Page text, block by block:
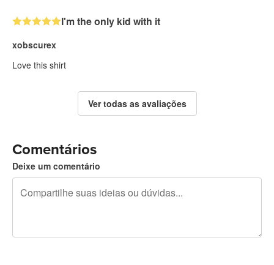
I'm the only kid with it
xobscurex
Love this shirt
Ver todas as avaliações
Comentários
Deixe um comentário